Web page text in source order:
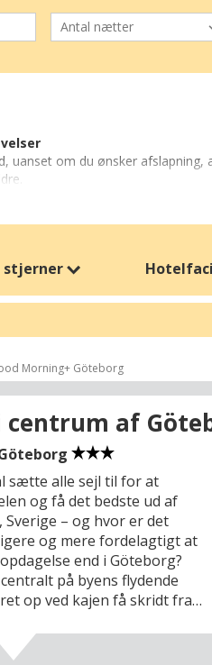
om du ønsker
Det er også en ideel
et bredt udvalg af hoteller til
med dem, du holder af.
stjerner
Morning+ Göteborg
centrum af
sætte alle sejl til for at
og få det bedste ud af
– og hvor er det
og mere fordelagtigt at
end i Göteborg?
på byens flydende
op ved kajen få skridt fra
hvor udsigten over den
Göta Älv er en del af